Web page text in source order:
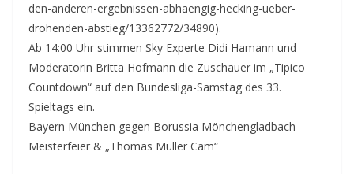
den-anderen-ergebnissen-abhaengig-hecking-ueber-
drohenden-abstieg/13362772/34890).
Ab 14:00 Uhr stimmen Sky Experte Didi Hamann und
Moderatorin Britta Hofmann die Zuschauer im „Tipico
Countdown“ auf den Bundesliga-Samstag des 33.
Spieltags ein.
Bayern München gegen Borussia Mönchengladbach –
Meisterfeier & „Thomas Müller Cam“